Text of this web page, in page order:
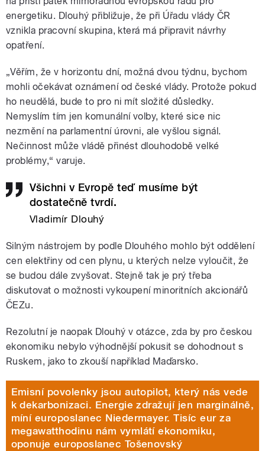
energetiku. Dlouhý přibližuje, že při Úřadu vlády ČR
vznikla pracovní skupina, která má připravit návrhy
opatření.
„Věřím, že v horizontu dní, možná dvou týdnu, bychom
mohli očekávat oznámení od české vlády. Protože pokud
ho neudělá, bude to pro ni mít složité důsledky.
Nemyslím tím jen komunální volby, které sice nic
nezmění na parlamentní úrovni, ale vyšlou signál.
Nečinnost může vládě přinést dlouhodobě velké
problémy,“ varuje.
Všichni v Evropě teď musíme být
dostatečně tvrdí.
Vladimír Dlouhý
Silným nástrojem by podle Dlouhého mohlo být oddělení
cen elektřiny od cen plynu, u kterých nelze vyloučit, že
se budou dále zvyšovat. Stejně tak je prý třeba
diskutovat o možnosti vykoupení minoritních akcionářů
ČEZu.
Rezolutní je naopak Dlouhý v otázce, zda by pro českou
ekonomiku nebylo výhodnější pokusit se dohodnout s
Ruskem, jako to zkouší například Maďarsko.
Emisní povolenky jsou autopilot, který nás vede
k dekarbonizaci. Energie zdražují jen marginálně,
míní europoslanec Niedermayer. Tisíc eur za
megawatthodinu nám vymlátí ekonomiku,
oponuje europoslanec Tošenovský